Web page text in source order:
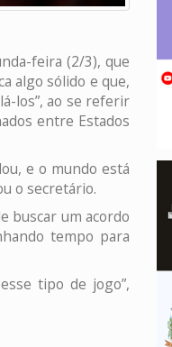
feira (2/3), que
algo sólido e que,
los”, ao se referir
entre Estados
e o mundo está
o secretário.
buscar um acordo
tempo para
tipo de jogo”,